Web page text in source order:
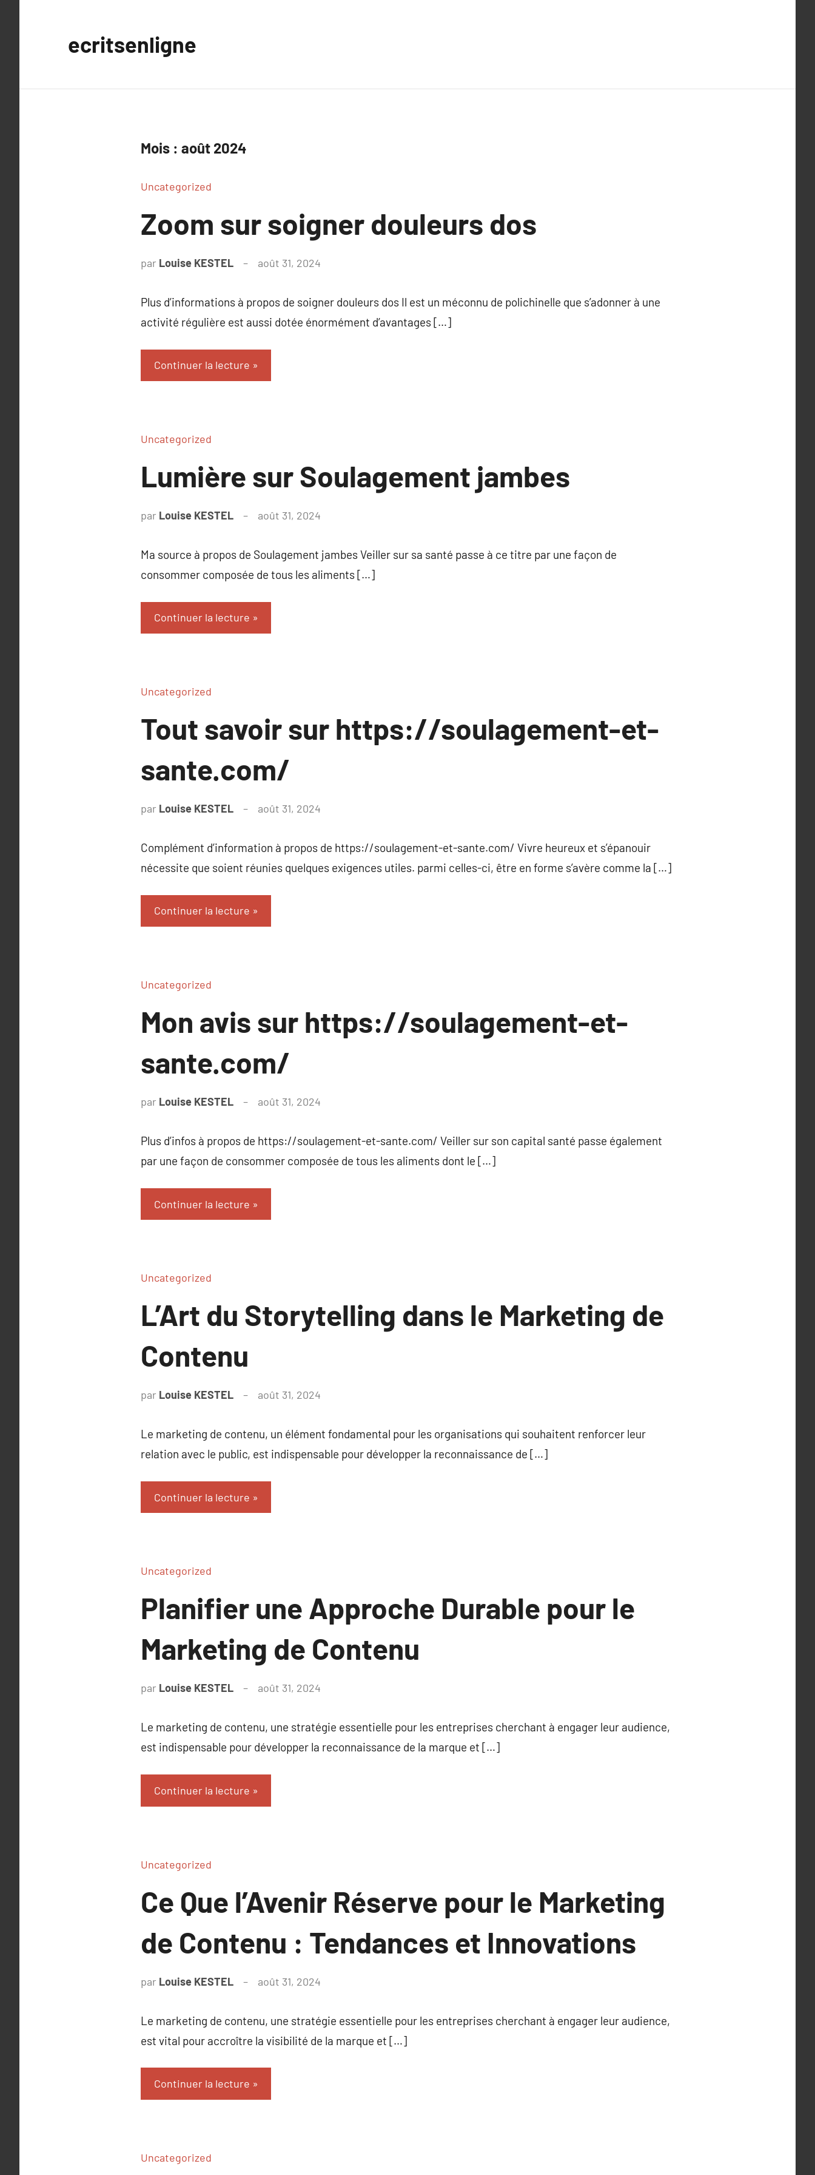
ecritsenligne
Mois : août 2024
Uncategorized
Zoom sur soigner douleurs dos
par Louise KESTEL août 31, 2024
Plus d’informations à propos de soigner douleurs dos Il est un méconnu de polichinelle que s’adonner à une
activité régulière est aussi dotée énormément d’avantages […]
Continuer la lecture
Uncategorized
Lumière sur Soulagement jambes
par Louise KESTEL août 31, 2024
Ma source à propos de Soulagement jambes Veiller sur sa santé passe à ce titre par une façon de
consommer composée de tous les aliments […]
Continuer la lecture
Uncategorized
Tout savoir sur https://soulagement-et-
sante.com/
par Louise KESTEL août 31, 2024
Complément d’information à propos de https://soulagement-et-sante.com/ Vivre heureux et s’épanouir
nécessite que soient réunies quelques exigences utiles. parmi celles-ci, être en forme s’avère comme la […]
Continuer la lecture
Uncategorized
Mon avis sur https://soulagement-et-
sante.com/
par Louise KESTEL août 31, 2024
Plus d’infos à propos de https://soulagement-et-sante.com/ Veiller sur son capital santé passe également
par une façon de consommer composée de tous les aliments dont le […]
Continuer la lecture
Uncategorized
L’Art du Storytelling dans le Marketing de
Contenu
par Louise KESTEL août 31, 2024
Le marketing de contenu, un élément fondamental pour les organisations qui souhaitent renforcer leur
relation avec le public, est indispensable pour développer la reconnaissance de […]
Continuer la lecture
Uncategorized
Planifier une Approche Durable pour le
Marketing de Contenu
par Louise KESTEL août 31, 2024
Le marketing de contenu, une stratégie essentielle pour les entreprises cherchant à engager leur audience,
est indispensable pour développer la reconnaissance de la marque et […]
Continuer la lecture
Uncategorized
Ce Que l’Avenir Réserve pour le Marketing
de Contenu : Tendances et Innovations
par Louise KESTEL août 31, 2024
Le marketing de contenu, une stratégie essentielle pour les entreprises cherchant à engager leur audience,
est vital pour accroître la visibilité de la marque et […]
Continuer la lecture
Uncategorized